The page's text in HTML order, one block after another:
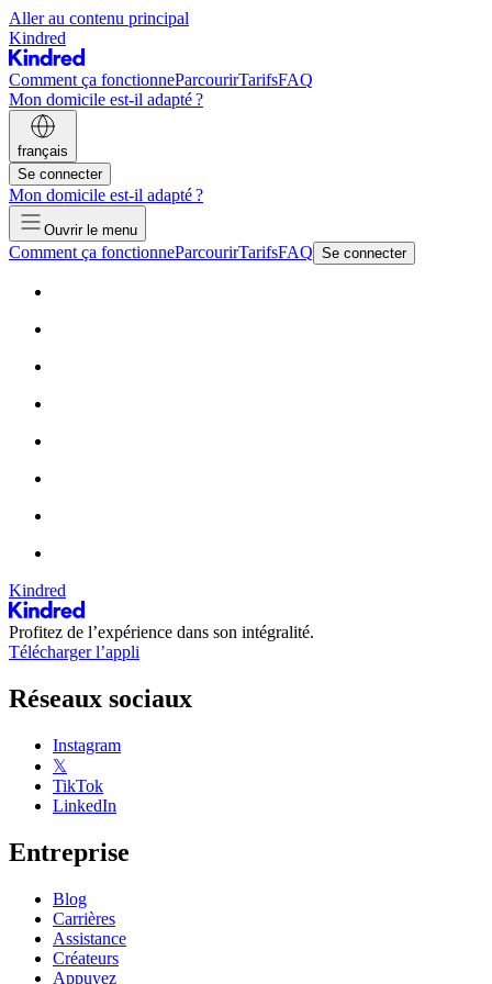
Aller au contenu principal
Kindred
Comment ça fonctionneParcourirTarifsFAQ
Mon domicile est-il adapté ?
français
Se connecter
Mon domicile est-il adapté ?
Ouvrir le menu
Comment ça fonctionneParcourirTarifsFAQ Se connecter
Kindred
Profitez de l’expérience dans son intégralité.
Télécharger l’appli
Réseaux sociaux
Instagram
𝕏
TikTok
LinkedIn
Entreprise
Blog
Carrières
Assistance
Créateurs
Appuyez